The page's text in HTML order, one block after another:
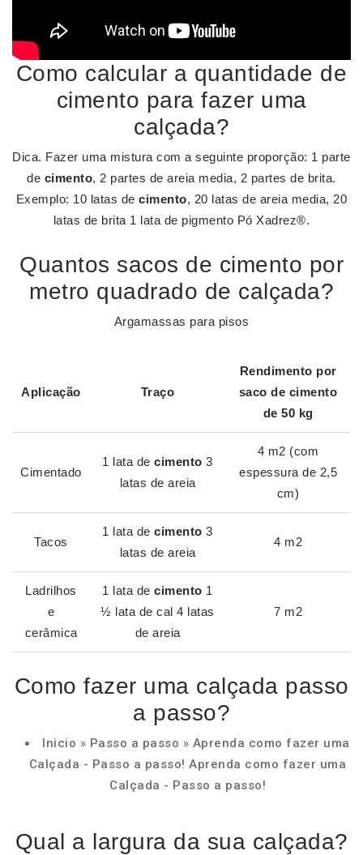
Como calcular a quantidade de
cimento para fazer uma
calçada?
Dica. Fazer uma mistura com a seguinte proporção: 1 parte
de cimento, 2 partes de areia media, 2 partes de brita.
Exemplo: 10 latas decimento, 20 latas de areia media, 20
latas de brita 1 lata de pigmento Pó Xadrez®.
Quantos sacos de cimento por
metro quadrado de calçada?
Argamassas para pisos
Aplicação Traço
Rendimento por
saco de cimento
de 50 kg
Cimentado
1 lata decimento 3
latas de areia
4 m2 (com
espessura de 2,5
cm)
Tacos
1 lata decimento 3
latas de areia
4 m2
Ladrilhos
e
cerâmica
1 lata decimento 1
½ lata de cal 4 latas
de areia
7 m2
Como fazer uma calçada passo
a passo?
Inicio » Passo a passo » Aprenda como fazer uma
Calçada - Passo a passo! Aprenda como fazer uma
Calçada - Passo a passo!
Qual a largura da sua calçada?